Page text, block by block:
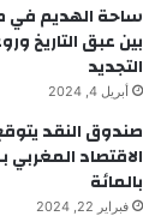
ساحة الهديم
بين عبق التاريخ
التجديد
أبريل 4, 2024
صندوق النقد
بالمائة
فبراير 22, 2024